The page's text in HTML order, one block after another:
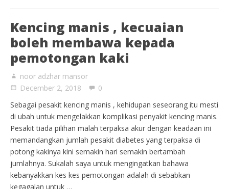
Kencing manis , kecuaian
boleh membawa kepada
pemotongan kaki
noor adzhar mansor
December 2, 2018
0
Sebagai pesakit kencing manis , kehidupan seseorang itu mesti
di ubah untuk mengelakkan komplikasi penyakit kencing manis.
Pesakit tiada pilihan malah terpaksa akur dengan keadaan ini
memandangkan jumlah pesakit diabetes yang terpaksa di
potong kakinya kini semakin hari semakin bertambah
jumlahnya. Sukalah saya untuk mengingatkan bahawa
kebanyakkan kes kes pemotongan adalah di sebabkan
kegagalan untuk …